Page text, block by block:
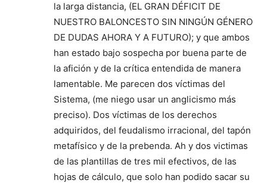
la larga distancia, (EL GRAN DÉFICIT DE
NUESTRO BALONCESTO SIN NINGÚN GÉNERO
DE DUDAS AHORA Y A FUTURO); y que ambos
han estado bajo sospecha por buena parte de
la afición y de la crítica entendida de manera
lamentable. Me parecen dos víctimas del
Sistema, (me niego usar un anglicismo más
preciso). Dos víctimas de los derechos
adquiridos, del feudalismo irracional, del tapón
metafísico y de la prebenda. Ah y dos victimas
de las plantillas de tres mil efectivos, de las
hojas de cálculo, que solo han podido sacar su